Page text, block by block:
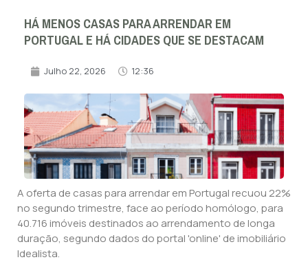
HÁ MENOS CASAS PARA ARRENDAR EM
PORTUGAL E HÁ CIDADES QUE SE DESTACAM
Julho 22, 2026 12:36
A oferta de casas para arrendar em Portugal recuou 22%
no segundo trimestre, face ao período homólogo, para
40.716 imóveis destinados ao arrendamento de longa
duração, segundo dados do portal 'online' de imobiliário
Idealista.